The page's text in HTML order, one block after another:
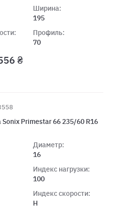
Ширина:
195
Профиль:
70
₴
Primestar 66 235/60 R16
Диаметр:
16
Индекс нагрузки:
100
Индекс скорости:
H